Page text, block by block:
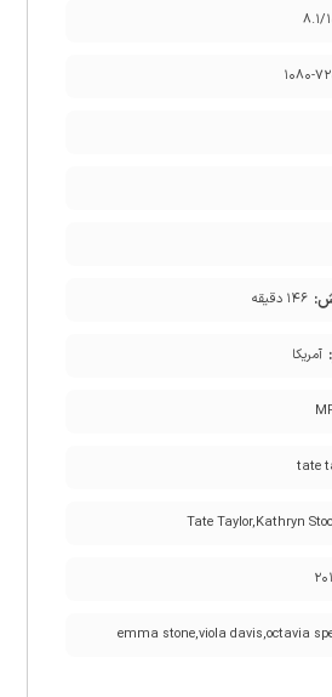
۱۰
۴۸۰
۱۴۶ دقیقه
آمریکا
tate
Tate Taylor,Kathryn
emma stone,viola davis,octavia